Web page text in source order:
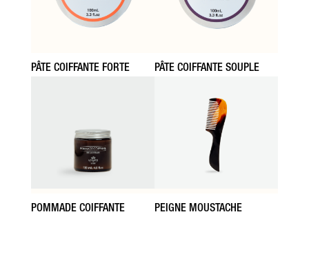
PÂTE COIFFANTE FORTE PÂTE COIFFANTE SOUPLE
POMMADE COIFFANTE PEIGNE MOUSTACHE